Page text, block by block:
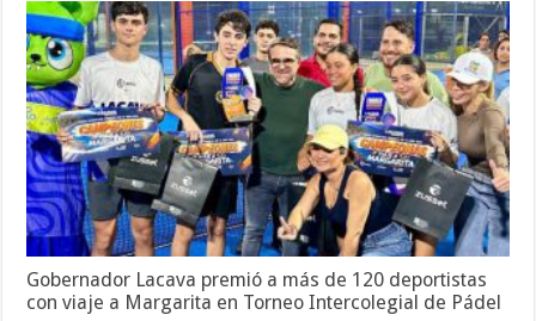
Gobernador Lacava premió a más de 120 deportistas
con viaje a Margarita en Torneo Intercolegial de Pádel